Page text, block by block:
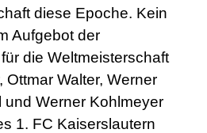
diese Epoche. Kein
Aufgebot der
die Weltmeisterschaft
Ottmar Walter, Werner
und Werner Kohlmeyer
1. FC Kaiserslautern